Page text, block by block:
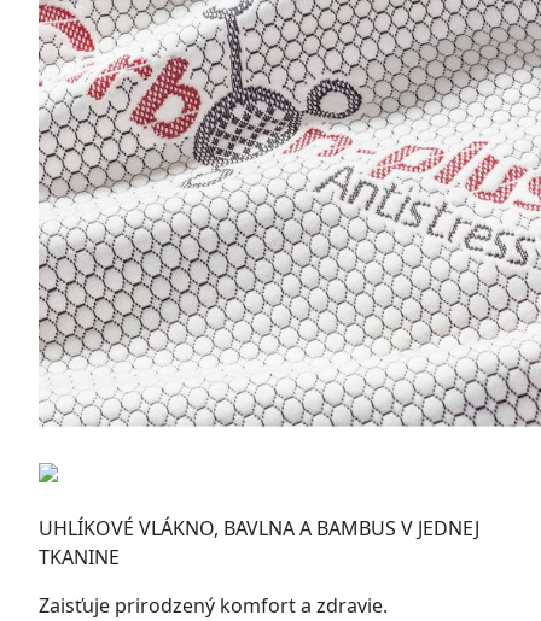
UHLÍKOVÉ VLÁKNO, BAVLNA A BAMBUS V JEDNEJ
TKANINE
Zaisťuje prirodzený komfort a zdravie.